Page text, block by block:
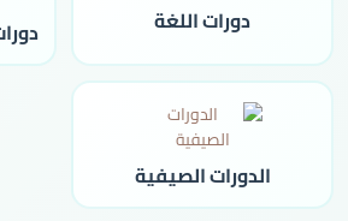
دورات اللغة
الدورات الصيفية